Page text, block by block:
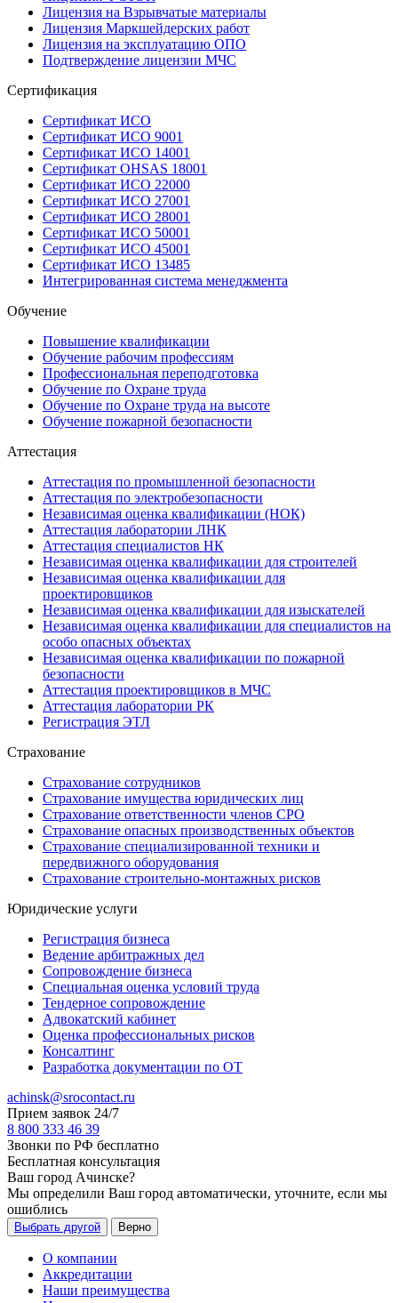
Лицензия на Взрывчатые материалы
Лицензия Маркшейдерских работ
Лицензия на эксплуатацию ОПО
Подтверждение лицензии МЧС
Сертификация
Сертификат ИСО
Сертификат ИСО 9001
Сертификат ИСО 14001
Сертификат OHSAS 18001
Сертификат ИСО 22000
Сертификат ИСО 27001
Сертификат ИСО 28001
Сертификат ИСО 50001
Сертификат ИСО 45001
Сертификат ИСО 13485
Интегрированная система менеджмента
Обучение
Повышение квалификации
Обучение рабочим профессиям
Профессиональная переподготовка
Обучение по Охране труда
Обучение по Охране труда на высоте
Обучение пожарной безопасности
Аттестация
Аттестация по промышленной безопасности
Аттестация по электробезопасности
Независимая оценка квалификации (НОК)
Аттестация лаборатории ЛНК
Аттестация специалистов НК
Независимая оценка квалификации для строителей
Независимая оценка квалификации для
проектировщиков
Независимая оценка квалификации для изыскателей
Независимая оценка квалификации для специалистов на
особо опасных объектах
Независимая оценка квалификации по пожарной
безопасности
Аттестация проектировщиков в МЧС
Аттестация лаборатории РК
Регистрация ЭТЛ
Страхование
Страхование сотрудников
Страхование имущества юридических лиц
Страхование ответственности членов СРО
Страхование опасных производственных объектов
Страхование специализированной техники и
передвижного оборудования
Страхование строительно-монтажных рисков
Юридические услуги
Регистрация бизнеса
Ведение арбитражных дел
Сопровождение бизнеса
Специальная оценка условий труда
Тендерное сопровождение
Адвокатский кабинет
Оценка профессиональных рисков
Консалтинг
Разработка документации по ОТ
achinsk@srocontact.ru
Прием заявок 24/7
8 800 333 46 39
Звонки по РФ бесплатно
Бесплатная консультация
Ваш город Ачинске?
Мы определили Ваш город автоматически, уточните, если мы
ошиблись
Выбрать другой Верно
О компании
Аккредитации
Наши преимущества